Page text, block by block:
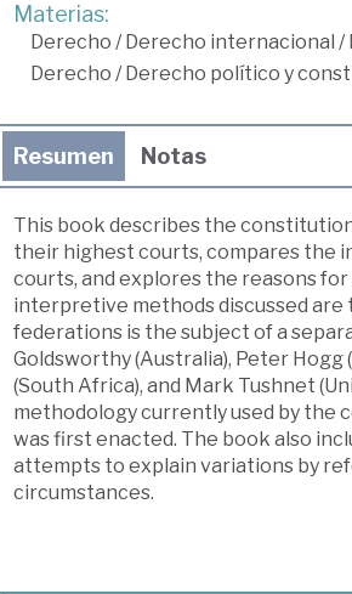
Materias:
Derecho /Derecho internacional /
Derecho /Derecho político y
Resumen Notas
This book describes the
their highest courts, compares the
courts, and explores the reasons
interpretive methods discussed are
federations is the subject of a
Goldsworthy (Australia), Peter Hogg
(South Africa), and Mark Tushnet
methodology currently used by the
was first enacted. The book also
attempts to explain variations by
circumstances.